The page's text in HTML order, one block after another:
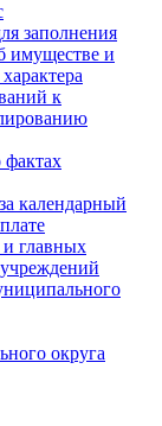
заполнения
имуществе и
к
фактах
календарный
и главных
округа